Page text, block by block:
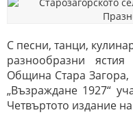
С песни, танци,
разнообразни
Община Стара Загора,
„Възраждане 1927“
Четвъртото издание